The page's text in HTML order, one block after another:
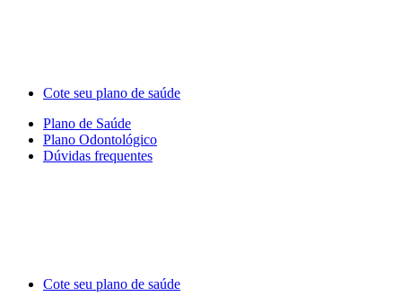
Cote seu plano de saúde
Plano de Saúde
Plano Odontológico
Dúvidas frequentes
Cote seu plano de saúde